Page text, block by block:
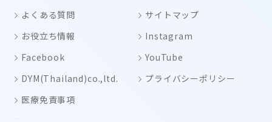
よくある質問
サイトマップ
お役立ち情報
Instagram
Facebook
YouTube
DYM(Thailand)co.,ltd.
プライバシーポリシー
医療免責事項